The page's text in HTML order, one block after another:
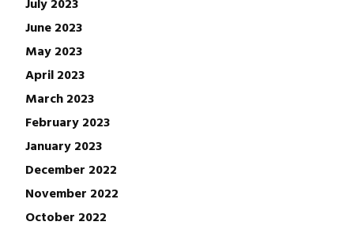
June 2023
May 2023
April 2023
March 2023
February 2023
January 2023
December 2022
November 2022
October 2022